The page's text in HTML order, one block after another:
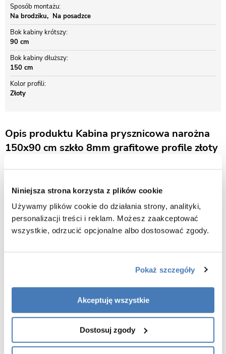
Niniejsza strona korzysta z plików cookie
Używamy plików cookie do działania strony, analityki,
personalizacji treści i reklam. Możesz zaakceptować
wszystkie, odrzucić opcjonalne albo dostosować zgody.
Pokaż szczegóły
Akceptuję wszystkie
Dostosuj zgody
Sposób montażu
Na brodziku
Na posadzce
Bok kabiny krótszy
90 cm
Bok kabiny dłuższy
150 cm
Kolor profili
Złoty
Opis produktu Kabina prysznicowa narożna
150x90 cm szkło 8mm grafitowe profile złoty
Bezpieczne szkło hartowane 8mm z technologią Easy Clean
Kabina prysznicowa przesuwna Swiss-Liniger Premium – szkło
grafitowe i profile złoty połysk
szkłem grafitowym i eleganckimi profilami w kolorze złoty połysk to
funkcjonalności i wytrzymałości. Hartowane szkło 8 mm w przydymionym
bezpieczeństwo i trwałość użytkowania.
Kabina dostępna jest w wielu rozmiarach, co pozwala na idealne
dopasowanie do każdego wnętrza łazienki. Drzwi przesuwne gwarantują
wygodę wejścia oraz oszczędność przestrzeni, czyniąc ją doskonałym
rozwiązaniem zarówno do małych, jak i dużych łazienek.